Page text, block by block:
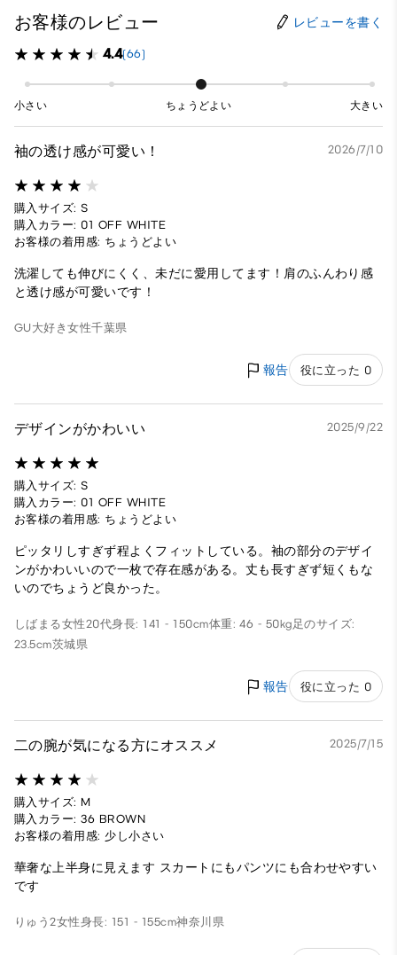
お客様のレビュー レビューを書く
4.4(66)
小さい ちょうどよい 大きい
袖の透け感が可愛い！ 2026/7/10
購入サイズ: S
購入カラー: 01 OFF WHITE
お客様の着用感: ちょうどよい
洗濯しても伸びにくく、未だに愛用してます！肩のふんわり感
と透け感が可愛いです！
GU大好き女性千葉県
報告 役に立った 0
デザインがかわいい 2025/9/22
購入サイズ: S
購入カラー: 01 OFF WHITE
お客様の着用感: ちょうどよい
ピッタリしすぎず程よくフィットしている。袖の部分のデザイ
ンがかわいいので一枚で存在感がある。丈も長すぎず短くもな
いのでちょうど良かった。
しばまる女性20代身長: 141 - 150cm体重: 46 - 50kg足のサイズ:
23.5cm茨城県
報告 役に立った 0
二の腕が気になる方にオススメ 2025/7/15
購入サイズ: M
購入カラー: 36 BROWN
お客様の着用感: 少し小さい
華奢な上半身に見えます スカートにもパンツにも合わせやすい
です
りゅう2女性身長: 151 - 155cm神奈川県